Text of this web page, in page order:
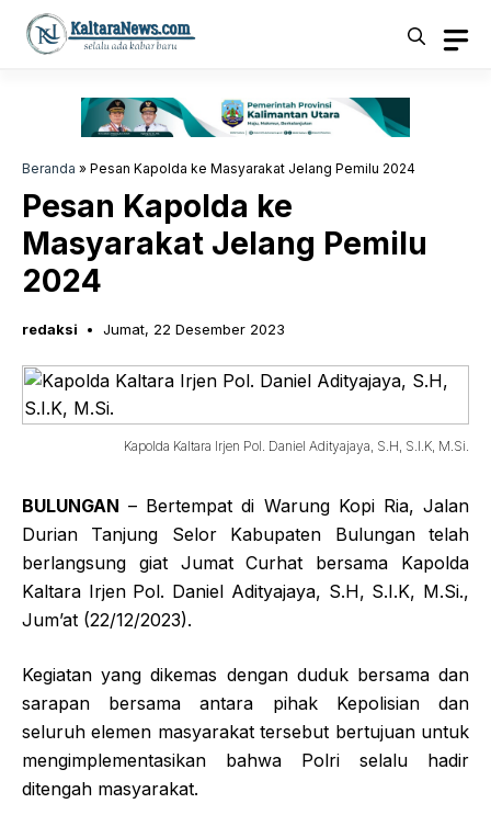
Langsung
Beranda » Pesan Kapolda ke Masyarakat Jelang Pemilu 2024
Pesan Kapolda ke
Masyarakat Jelang Pemilu
2024
redaksi Jumat, 22 Desember 2023
Kapolda Kaltara Irjen Pol. Daniel Adityajaya, S.H, S.I.K, M.Si.
BULUNGAN – Bertempat di Warung Kopi Ria, Jalan
Durian Tanjung Selor Kabupaten Bulungan telah
berlangsung giat Jumat Curhat bersama Kapolda
Kaltara Irjen Pol. Daniel Adityajaya, S.H, S.I.K, M.Si.,
Jum’at (22/12/2023).
Kegiatan yang dikemas dengan duduk bersama dan
sarapan bersama antara pihak Kepolisian dan
seluruh elemen masyarakat tersebut bertujuan untuk
mengimplementasikan bahwa Polri selalu hadir
ditengah masyarakat.